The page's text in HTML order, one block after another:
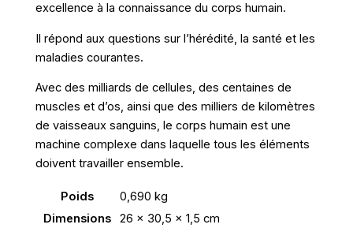
excellence à la connaissance du corps humain.
Il répond aux questions sur l’hérédité, la santé et les
maladies courantes.
Avec des milliards de cellules, des centaines de
muscles et d’os, ainsi que des milliers de kilomètres
de vaisseaux sanguins, le corps humain est une
machine complexe dans laquelle tous les éléments
doivent travailler ensemble.
Poids
0,690 kg
Dimensions
26 × 30,5 × 1,5 cm